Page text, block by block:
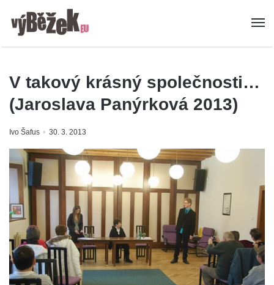
V takový krásný společnosti…
(Jaroslava Panýrková 2013)
Ivo Šafus 30. 3. 2013